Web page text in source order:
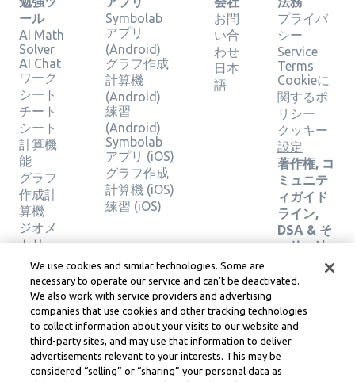
ール
AI Math
Solver
AI Chat
ワーク
シート
チート
シート
計算機
能
グラフ
作成計
算機
ジオメ
トリー
カルキ
ュレー
ター
ソリュ
ーショ
ンの検
証
Symbolab
アプリ
(Android)
グラフ作成
計算機
(Android)
練習
(Android)
Symbolab
アプリ (iOS)
グラフ作成
計算機 (iOS)
練習 (iOS)
お問
い合
わせ
日本
語
プライバ
シー
Service
Terms
Cookieに
関するポ
リシー
クッキー
設定
著作権, コ
ミュニテ
ィガイド
ライン,
DSA & そ
の他の法
務リソー
ス
務センタ
ー
Learneo
サービス
規約
We use cookies and similar technologies. Some are
necessary to operate our service and can’t be deactivated.
We also work with service providers and advertising
companies that use cookies and other tracking technologies
to collect information about your visits to our website and
third-party sites, and may use that information to deliver
advertisements relevant to your interests. This may be
considered “selling” or “sharing” your personal data as